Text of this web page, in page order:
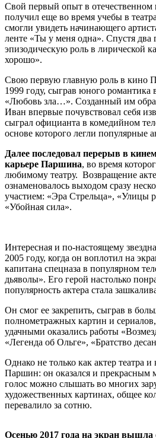
Свой первый опыт в отечественном
получил еще во время учебы в
смогли увидеть начинающего
ленте «Ты у меня одна». Спустя два
эпизодическую роль в лирической
хорошо».
Свою первую главную роль в кино
1999 году, сыграв юного
«Любовь зла…». Созданный им
Иван впервые почувствовал себя
сыграл официанта в комедийном
основе которого легли популярные
Далее последовал перерыв в
карьере Паршина, во время
любимому театру. Возвращение
ознаменовалось выходом сразу
участием: «Эра Стрельца», «Улицы
«Убойная сила».
Интересная и по-настоящему
2005 году, когда он воплотил на
капитана спецназа в популярном
дьяволы». Его герой настолько
популярность актера стала
Он смог ее закрепить, сыграв в
полнометражных картин и
удачными оказались работы
«Легенда об Ольге», «Братство
Однако не только как актер театра
Паршин: он оказался и прекрасным
голос можно слышать во многих
художественных картинах, общее
перевалило за сотню.
Осенью 2017 года на экран вышла